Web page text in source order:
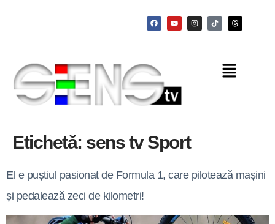
Etichetă: sens tv Sport
El e puștiul pasionat de Formula 1, care pilotează mașini
și pedalează zeci de kilometri!